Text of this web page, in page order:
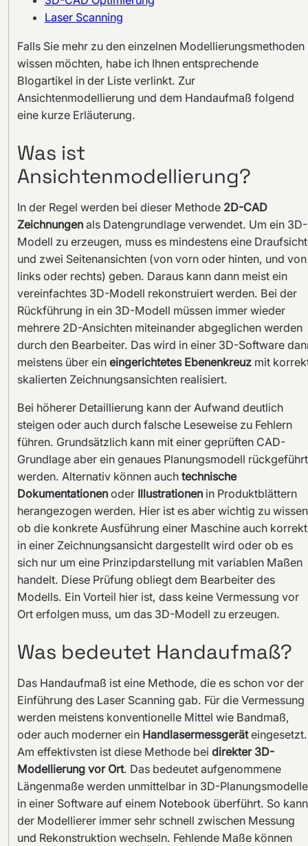
Laser Scanning
Falls Sie mehr zu den einzelnen Modellierungsmethoden
wissen möchten, habe ich Ihnen entsprechende
Blogartikel in der Liste verlinkt. Zur
Ansichtenmodellierung und dem Handaufmaß folgend
eine kurze Erläuterung.
Was ist
Ansichtenmodellierung?
In der Regel werden bei dieser Methode 2D-CAD
Zeichnungenals Datengrundlage verwendet. Um ein 3D-
Modell zu erzeugen, muss es mindestens eine Draufsicht
und zwei Seitenansichten (von vorn oder hinten, und von
links oder rechts) geben. Daraus kann dann meist ein
vereinfachtes 3D-Modell rekonstruiert werden. Bei der
Rückführung in ein 3D-Modell müssen immer wieder
mehrere 2D-Ansichten miteinander abgeglichen werden
durch den Bearbeiter. Das wird in einer 3D-Software
meistens über ein eingerichtetes Ebenenkreuzmit
skalierten Zeichnungsansichten realisiert.
Bei höherer Detaillierung kann der Aufwand deutlich
steigen oder auch durch falsche Leseweise zu Fehlern
führen. Grundsätzlich kann mit einer geprüften CAD-
Grundlage aber ein genaues Planungsmodell rückgeführt
werden. Alternativ können auchtechnische
DokumentationenoderIllustrationenin Produktblättern
herangezogen werden. Hier ist es aber wichtig zu wissen
ob die konkrete Ausführung einer Maschine auch korrekt
in einer Zeichnungsansicht dargestellt wird oder ob es
sich nur um eine Prinzipdarstellung mit variablen Maßen
handelt. Diese Prüfung obliegt dem Bearbeiter des
Modells. Ein Vorteil hier ist, dass keine Vermessung vor
Ort erfolgen muss, um das 3D-Modell zu erzeugen.
Was bedeutet Handaufmaß?
Das Handaufmaß ist eine Methode, die es schon vor der
Einführung des Laser Scanning gab. Für die Vermessung
werden meistens konventionelle Mittel wie Bandmaß,
oder auch moderner ein Handlasermessgeräteingesetzt.
Am effektivsten ist diese Methode bei direkter 3D-
Modellierung vor Ort. Das bedeutet aufgenommene
Längenmaße werden unmittelbar in 3D-Planungsmodelle
in einer Software auf einem Notebook überführt. So kann
der Modellierer immer sehr schnell zwischen Messung
und Rekonstruktion wechseln. Fehlende Maße können